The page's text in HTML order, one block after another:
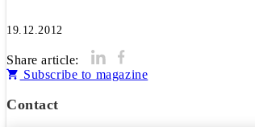
19.12.2012
Share article:
Subscribe to magazine
Contact